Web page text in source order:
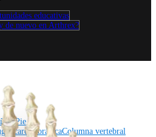
educativas
de nuevo en Arthrex?
Pie y
cardiotorácicaColumna vertebral